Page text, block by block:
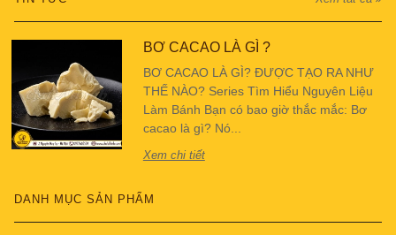
BƠ CACAO LÀ GÌ ?
BƠ CACAO LÀ GÌ? ĐƯỢC TẠO RA NHƯ
THẾ NÀO? Series Tìm Hiểu Nguyên Liệu
Làm Bánh Bạn có bao giờ thắc mắc: Bơ
cacao là gì? Nó...
Xem chi tiết
DANH MỤC SẢN PHẨM